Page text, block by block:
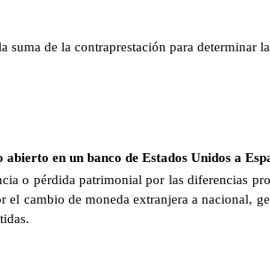
suma de la contraprestación para
en un banco de Estados Unidos a
o pérdida patrimonial por las diferencias
cambio de moneda extranjera a nacional,